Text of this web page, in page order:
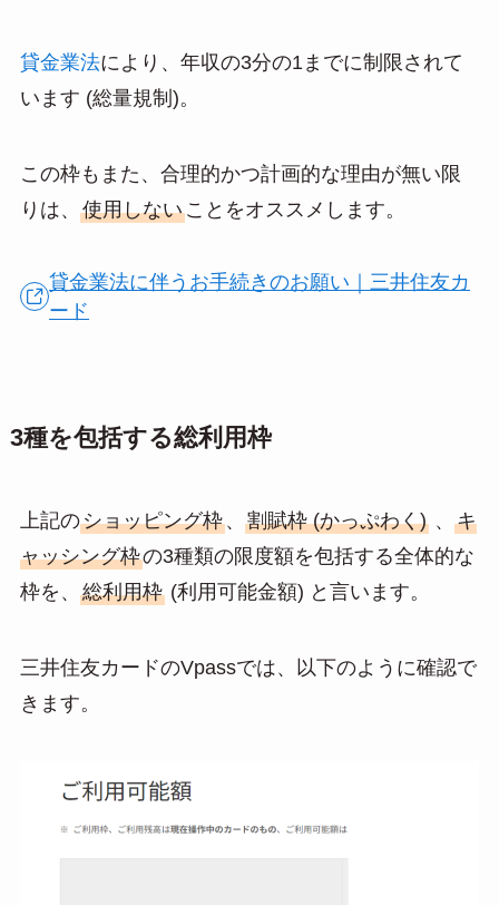
貸金業法により、年収の3分の1までに制限されて
います (総量規制)。
この枠もまた、合理的かつ計画的な理由が無い限
りは、 使用しないことをオススメします。
貸金業法に伴うお手続きのお願い｜三井住友カ
ード
3種を包括する総利用枠
上記のショッピング枠、 割賦枠 (かっぷわく)、 キ
ャッシング枠の3種類の限度額を包括する全体的な
枠を、 総利用枠(利用可能金額) と言います。
三井住友カードのVpassでは、以下のように確認で
きます。